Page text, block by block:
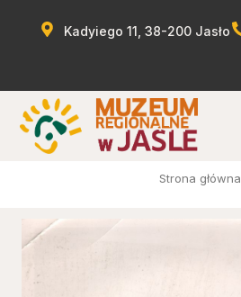
Kadyiego 11, 38-200 Jasło
Strona główna